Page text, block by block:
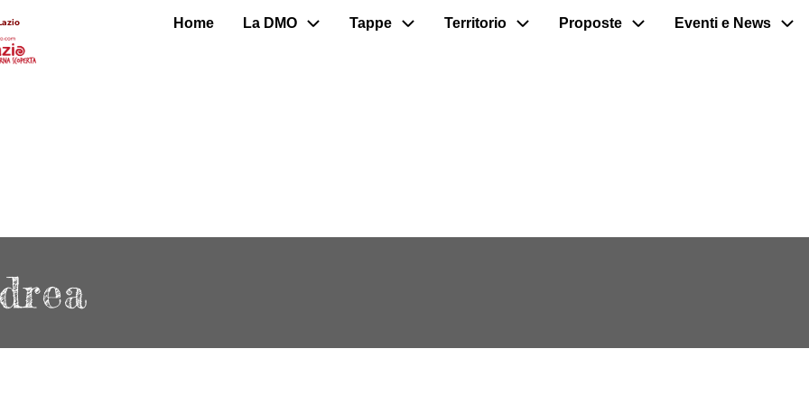
Home La DMO Tappe Territorio Proposte Eventi e News